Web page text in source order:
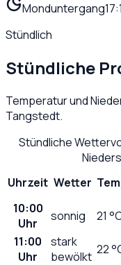
Monduntergang
Stündlich
Stündliche
Temperatur und
Tangstedt.
Stündliche
Uhrzeit Wetter
10:00
Uhr
sonnig 21
11:00
Uhr
stark
bewölkt 22